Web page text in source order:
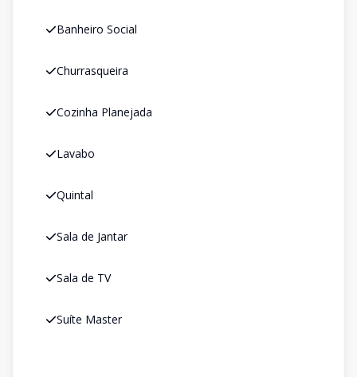
Banheiro Social
Churrasqueira
Cozinha Planejada
Lavabo
Quintal
Sala de Jantar
Sala de TV
Suíte Master